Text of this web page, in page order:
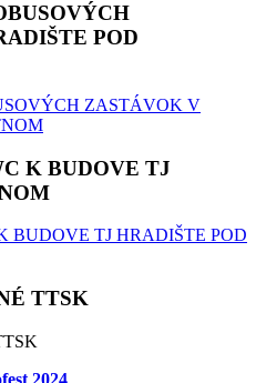
POD
K BUDOVE TJ
TTSK
2024